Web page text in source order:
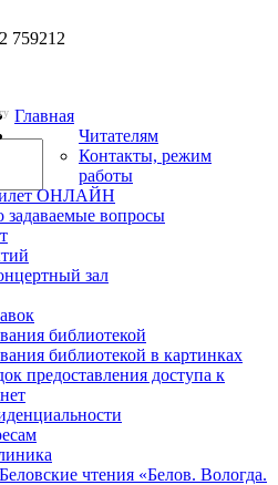
759212
Главная
Читателям
Контакты, режим
работы
ОНЛАЙН
задаваемые вопросы
зал
библиотекой
библиотекой в картинках
предоставления доступа к
чтения «Белов. Вологда.